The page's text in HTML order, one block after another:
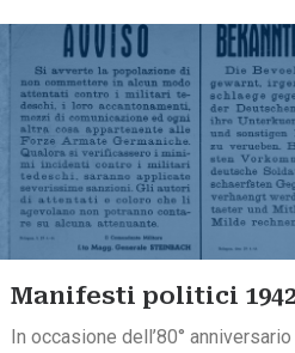
Manifesti politici
In occasione dell’80°